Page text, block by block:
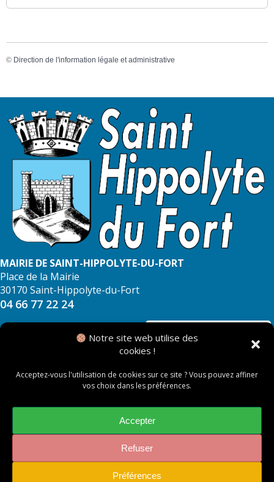
Notre site web utilise des
cookies !
Acceptez-vous l'utilisation de cookies sur ce site ? Vous pouvez affiner
vos choix dans les préférences.
Accepter
Refuser
Préférences
© Direction de l'information légale et administrative
MAIRIE DE SAINT-HIPPOLYTE-DU-FORT
Place de la Mairie
30170 Saint-Hippolyte-du-Fort
04 66 77 22 24
NOUS CONTACTER
Mentions légales
Politique des cookies